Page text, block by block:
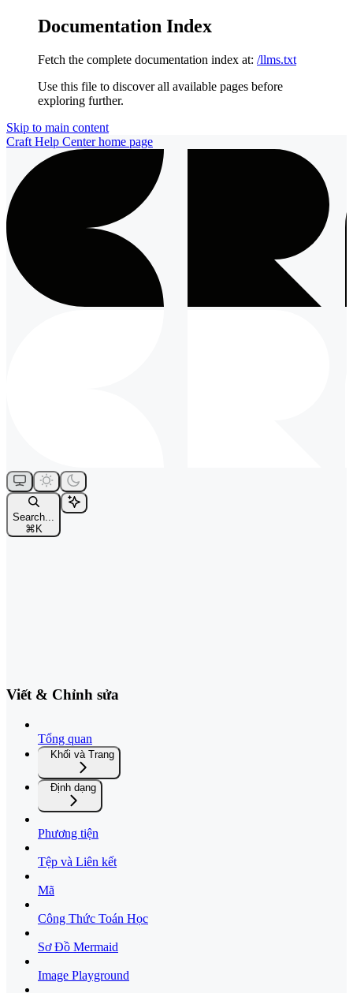
Documentation Index
Fetch the complete documentation index at: /llms.txt
Use this file to discover all available pages before
exploring further.
Skip to main content
Craft Help Centerhome page
Search...
⌘ K
Viết & Chỉnh sửa
Tổng quan
Khối và Trang
Định dạng
Phương tiện
Tệp và Liên kết
Mã
Công Thức Toán Học
Sơ Đồ Mermaid
Image Playground